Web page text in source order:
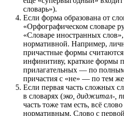
словарь»).
Если форма образована от
«Орфографическом словаре
«Словаре иностранных слов»,
нормативной. Например,
причастные формы
инфинитиву, краткие формы
прилагательных — по
причастия с «не» — по тем
Если первая часть сложных
в словарях (эко, диджитал-,
часть тоже там есть, всё
нормативным. Слово с